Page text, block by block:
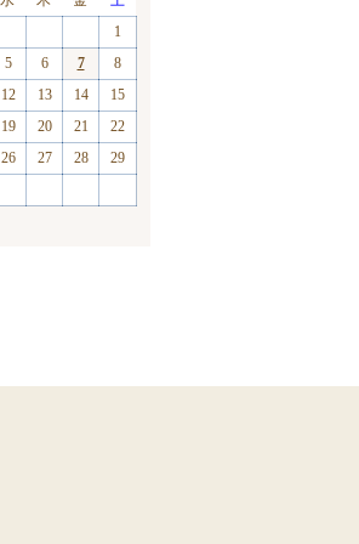
1
5 6 7
8
12 13 14
15
19 20 21
22
26 27 28
29